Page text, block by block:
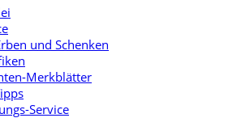
und Schenken
Merkblätter
Service